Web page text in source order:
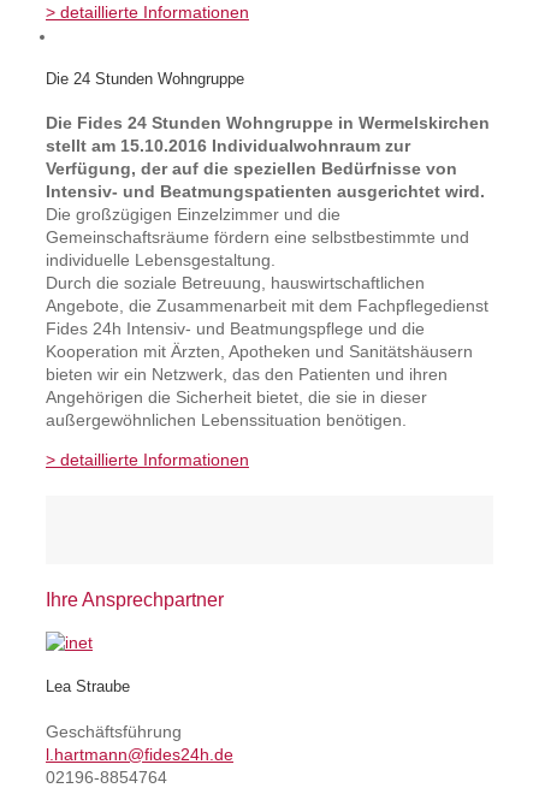
> detaillierte Informationen
Die 24 Stunden Wohngruppe
Die Fides 24 Stunden Wohngruppe in Wermelskirchen
stellt am 15.10.2016 Individualwohnraum zur
Verfügung, der auf die speziellen Bedürfnisse von
Intensiv- und Beatmungspatienten ausgerichtet wird.
Die großzügigen Einzelzimmer und die
Gemeinschaftsräume fördern eine selbstbestimmte und
individuelle Lebensgestaltung.
Durch die soziale Betreuung, hauswirtschaftlichen
Angebote, die Zusammenarbeit mit dem Fachpflegedienst
Fides 24h Intensiv- und Beatmungspflege und die
Kooperation mit Ärzten, Apotheken und Sanitätshäusern
bieten wir ein Netzwerk, das den Patienten und ihren
Angehörigen die Sicherheit bietet, die sie in dieser
außergewöhnlichen Lebenssituation benötigen.
> detaillierte Informationen
Ihre Ansprechpartner
Lea Straube
Geschäftsführung
l.hartmann@fides24h.de
02196-8854764